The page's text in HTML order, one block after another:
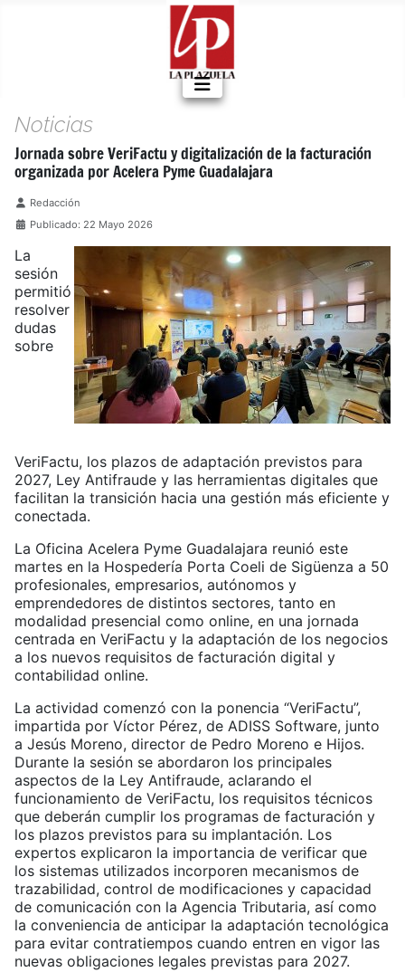
Noticias
Jornada sobre VeriFactu y digitalización de la facturación
organizada por Acelera Pyme Guadalajara
Detalles
Redacción
Publicado: 22 Mayo 2026
La
sesión
permitió
resolver
dudas
sobre
VeriFactu, los plazos de adaptación previstos para
2027, Ley Antifraude y las herramientas digitales que
facilitan la transición hacia una gestión más eficiente y
conectada.
La Oficina Acelera Pyme Guadalajara reunió este
martes en la Hospedería Porta Coeli de Sigüenza a 50
profesionales, empresarios, autónomos y
emprendedores de distintos sectores, tanto en
modalidad presencial como online, en una jornada
centrada en VeriFactu y la adaptación de los negocios
a los nuevos requisitos de facturación digital y
contabilidad online.
La actividad comenzó con la ponencia “VeriFactu”,
impartida por Víctor Pérez, de ADISS Software, junto
a Jesús Moreno, director de Pedro Moreno e Hijos.
Durante la sesión se abordaron los principales
aspectos de la Ley Antifraude, aclarando el
funcionamiento de VeriFactu, los requisitos técnicos
que deberán cumplir los programas de facturación y
los plazos previstos para su implantación. Los
expertos explicaron la importancia de verificar que
los sistemas utilizados incorporen mecanismos de
trazabilidad, control de modificaciones y capacidad
de comunicación con la Agencia Tributaria, así como
la conveniencia de anticipar la adaptación tecnológica
para evitar contratiempos cuando entren en vigor las
nuevas obligaciones legales previstas para 2027.